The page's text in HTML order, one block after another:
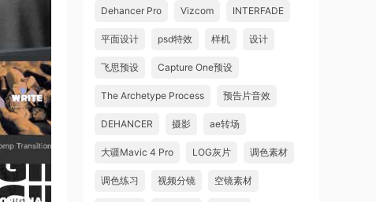
Dehancer Pro Vizcom INTERFADE
平面设计 psd特效 样机 设计
飞思预设 Capture One预设
The Archetype Process 预告片音效
DEHANCER 摄影 ae转场
大疆Mavic 4 Pro LOG灰片 调色素材
调色练习 视频分镜 空镜素材